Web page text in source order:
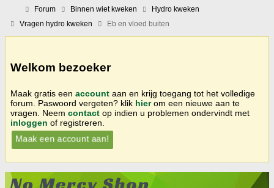
Forum Binnen wiet kweken
Hydro kweken
Vragen hydro kweken
Eb en vloed buiten
Welkom bezoeker
Maak gratis een account aan en krijg toegang tot het volledige
forum. Paswoord vergeten? klik hierom een nieuwe aan te
vragen. Neem contact op indien u problemen ondervindt met
inloggen of registreren.
Maak een account aan!